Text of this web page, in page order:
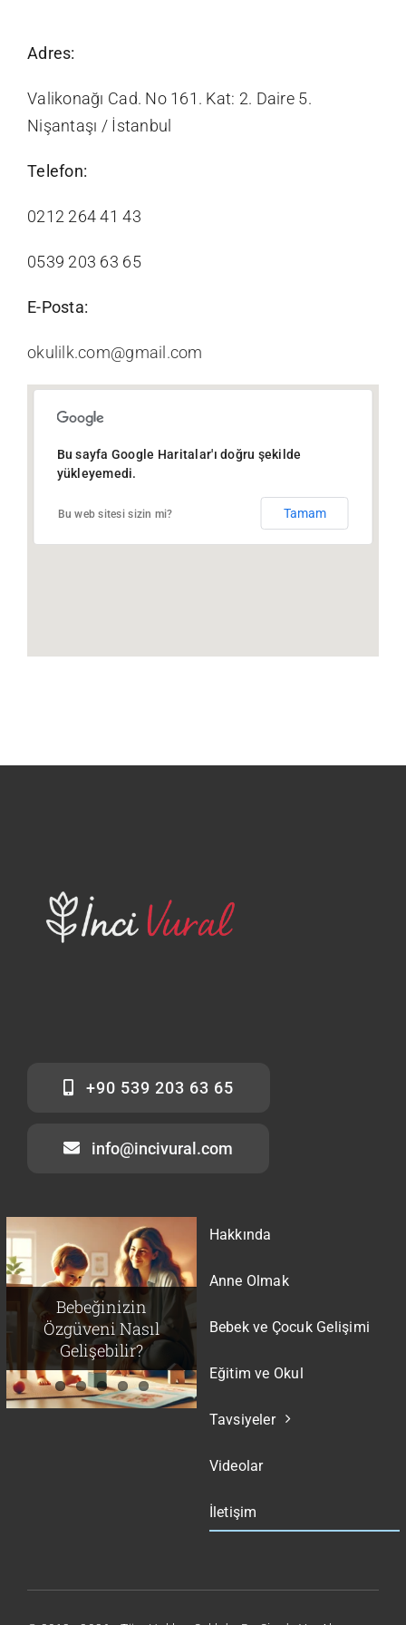
Adres:
Valikonağı Cad. No 161. Kat: 2. Daire 5.
Nişantaşı / İstanbul
Telefon:
0212 264 41 43
0539 203 63 65
E-Posta:
okulilk.com@gmail.com
Bu sayfa Google Haritalar'ı doğru şekilde
yükleyemedi.
Bu web sitesi sizin mi? Tamam
+90 539 203 63 65
info@incivural.com
Bebeğinizin
Özgüveni Nasıl
Gelişebilir?
Duygusal Zeka:
Çocuklar İçin Ne
Anlama Geliyor?
Ayrılık Travması
Neden Bazı Çocuklar
Daha Çok Çabalarken
Bazıları Pes Eder?
Feminist Bir Erkek
Çocuğu Yetiştirmek
Hakkında
Anne Olmak
Bebek ve Çocuk Gelişimi
Eğitim ve Okul
Tavsiyeler
Videolar
İletişim